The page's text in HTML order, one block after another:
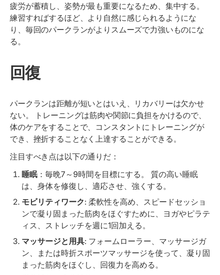
疲労が蓄積し、姿勢が最も重要になるため、集中する。
練習すればするほど、より自然に感じられるようにな
り、毎回のパークランがよりスムーズで力強いものにな
る。
回復
パークランは距離が短いとはいえ、リカバリーは欠かせ
ない。 トレーニングは筋肉や関節に負担をかけるので、
体のケアをすることで、コンスタントにトレーニングが
でき、挫折することなく上達することができる。
注目すべき点は以下の通りだ：
睡眠：毎晩7～9時間を目標にする。 質の高い睡眠
は、身体を修復し、適応させ、強くする。
モビリティワーク: 柔軟性を高め、スピードセッショ
ンで凝り固まった筋肉をほぐすために、ヨガやピラテ
ィス、ストレッチを週に1回加える。
マッサージと用具: フォームローラー、マッサージガ
ン、または時折スポーツマッサージを使って、凝り固
まった筋肉をほぐし、回復力を高める。